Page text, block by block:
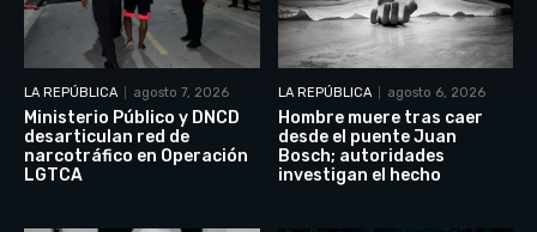
LA REPÚBLICA agosto 7, 2026
Ministerio Público y DNCD
desarticulan red de
narcotráfico en Operación
LGTCA
LA REPÚBLICA agosto 6, 2026
Hombre muere tras caer
desde el puente Juan
Bosch; autoridades
investigan el hecho